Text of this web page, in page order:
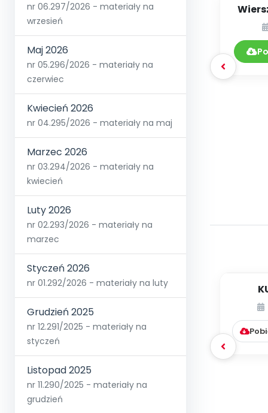
nr 06.297/2026 - materiały na
wrzesień
Maj 2026
nr 05.296/2026 - materiały na
czerwiec
Kwiecień 2026
nr 04.295/2026 - materiały na maj
Marzec 2026
nr 03.294/2026 - materiały na
kwiecień
Luty 2026
nr 02.293/2026 - materiały na
marzec
Styczeń 2026
nr 01.292/2026 - materiały na luty
Grudzień 2025
nr 12.291/2025 - materiały na
styczeń
Listopad 2025
nr 11.290/2025 - materiały na
grudzień
nie